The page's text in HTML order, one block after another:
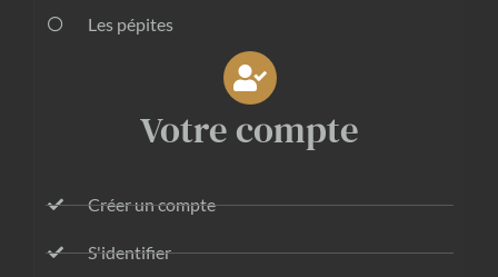
Les pépites
Votre compte
Créer un compte
S'identifier